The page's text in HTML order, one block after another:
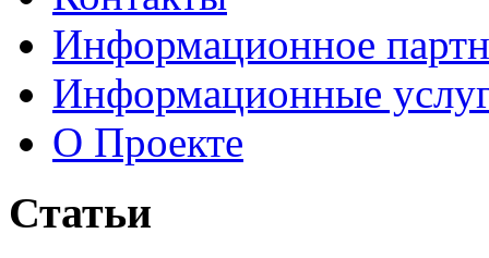
Информационное
Информационные
О Проекте
Статьи